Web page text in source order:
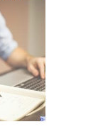
Meer im
auf der